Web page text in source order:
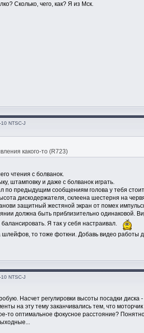
Сколько, чего, как? Я из Мск.
NTSC-J
какого-то (R723)
чтения с болванок.
штамповку и даже с болванок играть.
по предыдущим сообщениям голова у тебя
дискодержателя, склеена шестерня на
защитный жестяной экран от помех
должна быть приблизительно одинаковой.
Я так у себя настраивал.
то тоже фоткни. Добавь видео работы
NTSC-J
Насчет регулировки высоты посадки диска
на эту тему заканчивались тем, что
то оптимальное фокусное расстояние?